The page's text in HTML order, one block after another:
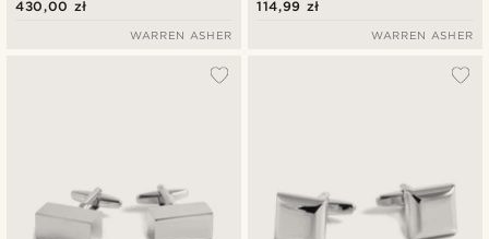
430,00 zł
WARREN ASHER
114,99 zł
WARREN ASHER